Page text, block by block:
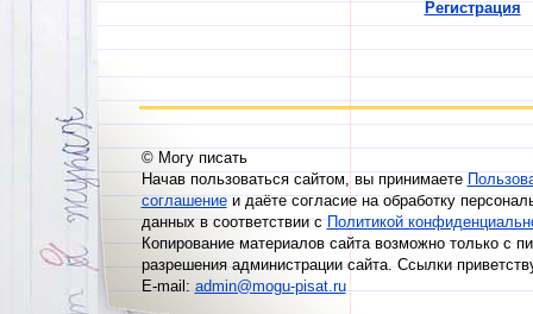
Регистрация
© Могу писать
Начав пользоваться сайтом, вы принимаете
соглашениеи даёте согласие на обработку
данных в соответствии сПолитикой
Копирование материалов сайта возможно только с
разрешения администрации сайта. Ссылки
E-mail:admin@mogu-pisat.ru